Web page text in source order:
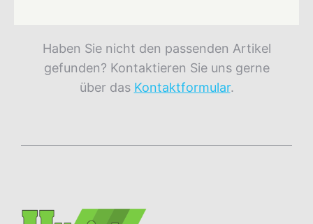
Haben Sie nicht den passenden Artikel
gefunden? Kontaktieren Sie uns gerne
über das Kontaktformular.